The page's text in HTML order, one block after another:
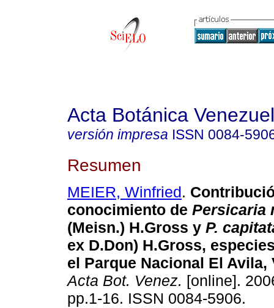
Acta Botánica
versión impresa ISSN 0084-
Resumen
MEIER, Winfried.
conocimiento de Persicaria
(Meisn.) H.Gross y P.
ex D.Don) H.Gross,
el Parque Nacional El Avila,
Acta Bot. Venez. [online].
pp.1-16. ISSN 0084-5906.